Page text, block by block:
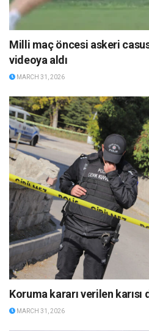
Milli maç öncesi askeri
videoya aldı
MARCH 31, 2026
Koruma kararı verilen
MARCH 31, 2026